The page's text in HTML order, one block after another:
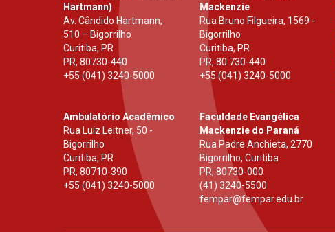
Hartmann)
Av. Cândido Hartmann,
510 – Bigorrilho
Curitiba, PR
PR, 80730-440
+55 (041) 3240-5000
Mackenzie
Rua Bruno Filgueira, 1569 -
Bigorrilho
Curitiba, PR
PR,80.730-440
+55 (041) 3240-5000
Ambulatório Acadêmico
Rua Luiz Leitner, 50 -
Bigorrilho
Curitiba, PR
PR, 80710-390
+55 (041) 3240-5000
Faculdade Evangélica
Mackenzie do Paraná
Rua Padre Anchieta, 2770
Bigorrilho, Curitiba
PR,80730-000
(41) 3240-5500
fempar@fempar.edu.br